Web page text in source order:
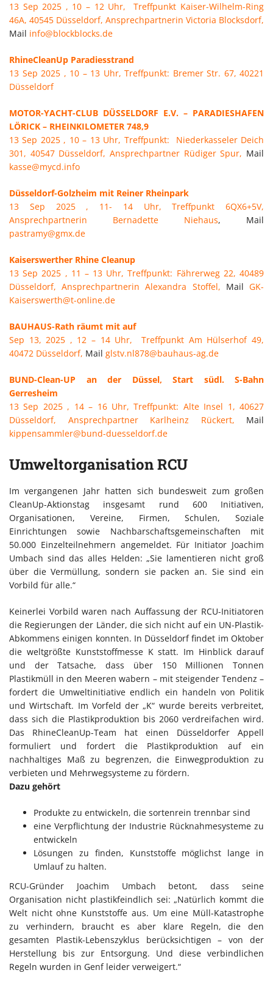
13 Sep 2025 , 10 – 12 Uhr, Treffpunkt Kaiser-Wilhelm-Ring
46A, 40545 Düsseldorf, Ansprechpartnerin Victoria Blocksdorf,
Mail info@blockblocks.de
RhineCleanUp Paradiesstrand
13 Sep 2025 , 10 – 13 Uhr, Treffpunkt: Bremer Str. 67, 40221
Düsseldorf
MOTOR-YACHT-CLUB DÜSSELDORF E.V. – PARADIESHAFEN
LÖRICK – RHEINKILOMETER 748,9
13 Sep 2025 , 10 – 13 Uhr, Treffpunkt: Niederkasseler Deich
301, 40547 Düsseldorf, Ansprechpartner Rüdiger Spur, Mail
kasse@mycd.info
Düsseldorf-Golzheim mit Reiner Rheinpark
13 Sep 2025 , 11- 14 Uhr, Treffpunkt 6QX6+5V,
Ansprechpartnerin Bernadette Niehaus, Mail
pastramy@gmx.de
Kaiserswerther Rhine Cleanup
13 Sep 2025 , 11 – 13 Uhr, Treffpunkt: Fährerweg 22, 40489
Düsseldorf, Ansprechpartnerin Alexandra Stoffel, MailGK-
Kaiserswerth@t-online.de
BAUHAUS-Rath räumt mit auf
Sep 13, 2025 , 12 – 14 Uhr, Treffpunkt Am Hülserhof 49,
40472 Düsseldorf, Mail glstv.nl878@bauhaus-ag.de
BUND-Clean-UP an der Düssel, Start südl. S-Bahn
Gerresheim
13 Sep 2025 , 14 – 16 Uhr, Treffpunkt: Alte Insel 1, 40627
Düsseldorf, Ansprechpartner Karlheinz Rückert, Mail
kippensammler@bund-duesseldorf.de
Umweltorganisation RCU
Im vergangenen Jahr hatten sich bundesweit zum großen
CleanUp-Aktionstag insgesamt rund 600 Initiativen,
Organisationen, Vereine, Firmen, Schulen, Soziale
Einrichtungen sowie Nachbarschaftsgemeinschaften mit
50.000 Einzelteilnehmern angemeldet. Für Initiator Joachim
Umbach sind das alles Helden: „Sie lamentieren nicht groß
über die Vermüllung, sondern sie packen an. Sie sind ein
Vorbild für alle.“
Keinerlei Vorbild waren nach Auffassung der RCU-Initiatoren
die Regierungen der Länder, die sich nicht auf ein UN-Plastik-
Abkommens einigen konnten. In Düsseldorf findet im Oktober
die weltgrößte Kunststoffmesse K statt. Im Hinblick darauf
und der Tatsache, dass über 150 Millionen Tonnen
Plastikmüll in den Meeren wabern – mit steigender Tendenz –
fordert die Umweltinitiative endlich ein handeln von Politik
und Wirtschaft. Im Vorfeld der „K“ wurde bereits verbreitet,
dass sich die Plastikproduktion bis 2060 verdreifachen wird.
Das RhineCleanUp-Team hat einen Düsseldorfer Appell
formuliert und fordert die Plastikproduktion auf ein
nachhaltiges Maß zu begrenzen, die Einwegproduktion zu
verbieten und Mehrwegsysteme zu fördern.
Dazu gehört
Produkte zu entwickeln, die sortenrein trennbar sind
eine Verpflichtung der Industrie Rücknahmesysteme zu
entwickeln
Lösungen zu finden, Kunststoffe möglichst lange in
Umlauf zu halten.
RCU-Gründer Joachim Umbach betont, dass seine
Organisation nicht plastikfeindlich sei: „Natürlich kommt die
Welt nicht ohne Kunststoffe aus. Um eine Müll-Katastrophe
zu verhindern, braucht es aber klare Regeln, die den
gesamten Plastik-Lebenszyklus berücksichtigen – von der
Herstellung bis zur Entsorgung. Und diese verbindlichen
Regeln wurden in Genf leider verweigert.“